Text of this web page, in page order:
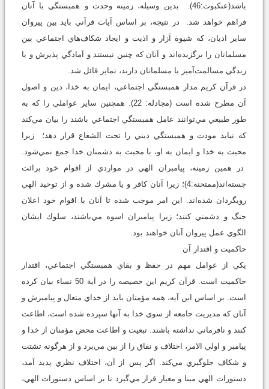
باشد(عنكبوت:46). بدين وسيله، زمينه وحدت و همبستگي با آنان
فراهم خواهد شد. در نتيجه، بر اساس آيات قرآني بايد بين پيروان
ساير اديان، كه شيوة آزار و اذيت و ايجاد شكاف‌هاي اجتماعي بين
مسلمانان را بر‌گزيده‌اند و آنان كه چنين نيستند و آمادگي پذيرش و يا
زندگي مسالمت‌آميز با مسلمانان دارند، تمايز قائل شد.
در قرآن كريم مدار همبستگي اجتماعي، ايمان به خدا، دين و اصول
آن مطرح شده است (مجادله: 22). همچنين ساير عواملي را كه به
طور طبيعي مي‌توانند عامل همبستگي اجتماعي باشند را بيان مي‌كند
كه نبايد مودت و همبستگي ديني را تحت الشعاع قرار دهد؛ زيرا
محبت به خدا و ايمان به او، با محبت به دشمنان خدا جمع نمي‌شود.
در همين زمينه، پيامبران الهي در مواردي از اقوام خود برائت
جسته‌اند(ممتحنه:4)؛ زيرا آنان كافر و يا مشرك شده و از توحيد الهي
رويگردان شده‌اند. اين امر موجب شده تا آنان با اقوام خود اعلان
جنگ و دشمني كنند؛ زيرا پيامبران اسوه مي‌باشند، سلوك ايشان
الگوي عمل پيروان آنان خواهند بود.
حاكميت و اقتدار آن
يكي از عوامل مهم در حفظ و بقاي همبستگي اجتماعي، اقتدار
حاكميت است. قرآن كريم اين خصيصه را در آية 50 نساء بيان كرده
است. بر اساس اين آيه، همه مؤمنان بايد از خداي متعال و پيامبرش و
آنان كه مديريت جامعه از سوي خدا به آنها سپرده شده است، اطاعت
كنند و نافرماني نداشته باشند. تبعيت و اطاعت محض مؤمنان از خدا و
پيامبر و اولي الامر، اختلاف و نفاق را از بين مي‌برد و از هرگونه تشتت
و شكاف جلوگيري مي‌كند. اگر پس از آن، اختلاف نظري پديد آمد،
دستورات الهي مبنا و معيار قرار مي‌گيرد تا بر اساس دستورات الهي،